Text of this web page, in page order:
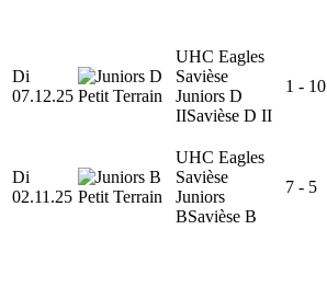
Di
07.12.25
UHC Eagles
Savièse
Juniors D
IISavièse D II
1 - 10
Di
02.11.25
UHC Eagles
Savièse
Juniors
BSavièse B
7 - 5